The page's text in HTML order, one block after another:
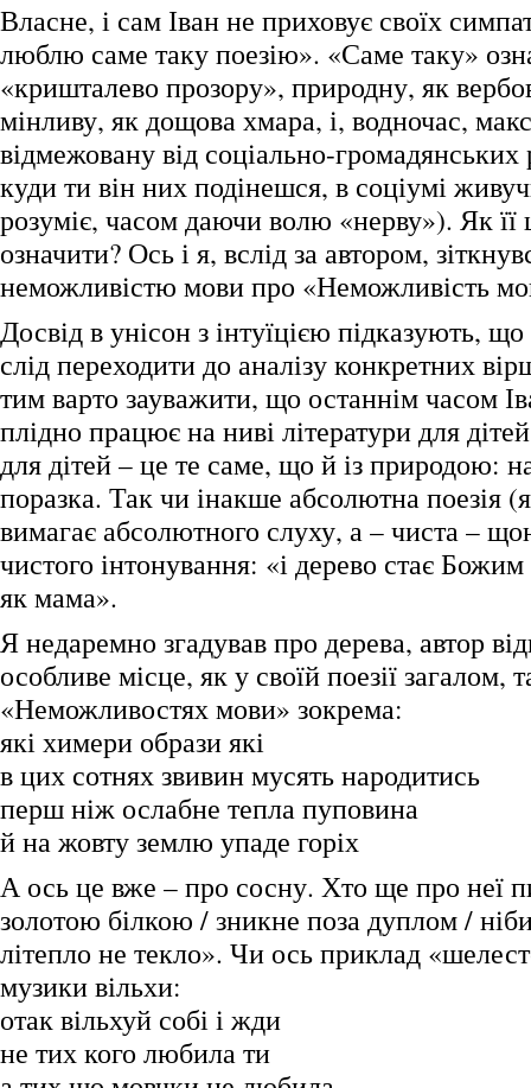
Власне, і сам Іван не приховує своїх
люблю саме таку поезію». «Саме таку»
«кришталево прозору», природну, як
мінливу, як дощова хмара, і, водночас,
відмежовану від соціально-громадянських
куди ти він них подінешся, в соціумі
розуміє, часом даючи волю «нерву»). Як її
означити? Ось і я, вслід за автором,
неможливістю мови про «Неможливість
Досвід в унісон з інтуїцією підказують,
слід переходити до аналізу конкретних
тим варто зауважити, що останнім часом
плідно працює на ниві літератури для
для дітей – це те саме, що й із природою:
поразка. Так чи інакше абсолютна поезія
вимагає абсолютного слуху, а – чиста –
чистого інтонування: «і дерево стає
як мама».
Я недаремно згадував про дерева, автор
особливе місце, як у своїй поезії загалом,
«Неможливостях мови» зокрема:
які химери образи які
в цих сотнях звивин мусять народитись
перш ніж ослабне тепла пуповина
й на жовту землю упаде горіх
А ось це вже – про сосну. Хто ще про неї
золотою білкою / зникне поза дуплом /
літепло не текло». Чи ось приклад
музики вільхи:
отак вільхуй собі і жди
не тих кого любила ти